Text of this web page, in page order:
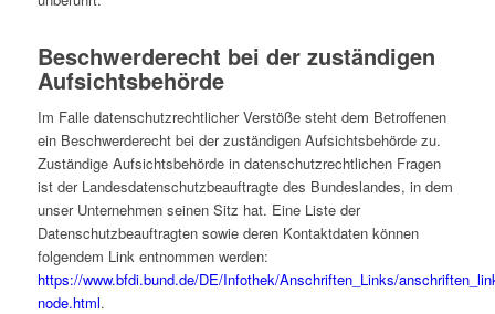
Beschwerderecht bei der zuständigen
Aufsichtsbehörde
Im Falle datenschutzrechtlicher Verstöße steht dem Betroffenen
ein Beschwerderecht bei der zuständigen Aufsichtsbehörde zu.
Zuständige Aufsichtsbehörde in datenschutzrechtlichen Fragen
ist der Landesdatenschutzbeauftragte des Bundeslandes, in dem
unser Unternehmen seinen Sitz hat. Eine Liste der
Datenschutzbeauftragten sowie deren Kontaktdaten können
folgendem Link entnommen werden:
https://www.bfdi.bund.de/DE/Infothek/Anschriften_Links/
node.html.